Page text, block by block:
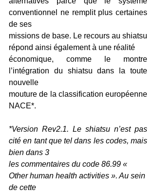
conventionnel ne remplit plus certaines
de ses
missions de base. Le recours au shiatsu
répond ainsi également à une réalité
économique, comme le montre
l’intégration du shiatsu dans la toute
nouvelle
mouture de la classification européenne
NACE*.
*Version Rev2.1. Le shiatsu n’est pas
cité en tant que tel dans les codes, mais
bien dans 3
les commentaires du code 86.99 «
Other human health activities ». Au sein
de cette